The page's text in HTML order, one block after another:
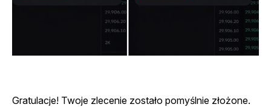
Gratulacje! Twoje zlecenie zostało pomyślnie złożone.